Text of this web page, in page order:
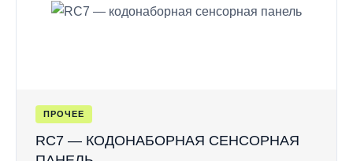
ПРОЧЕЕ
RC7 — КОДОНАБОРНАЯ СЕНСОРНАЯ